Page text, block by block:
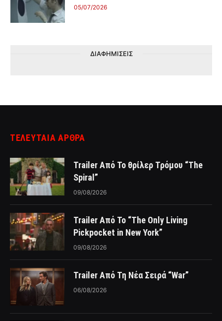
05/07/2026
ΔΙΑΦΗΜΙΣΕΙΣ
ΤΕΛΕΥΤΑΙΑ ΑΡΘΡΑ
Trailer Από Το θρίλερ Τρόμου “The
Spiral”
09/08/2026
Trailer Από Το “The Only Living
Pickpocket in New York”
09/08/2026
Trailer Από Τη Νέα Σειρά “War”
06/08/2026